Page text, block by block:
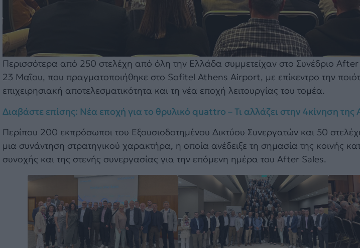
Περισσότερα από 250 στελέχη από όλη την Ελλάδα συμμετείχαν στο Συνέδριο After
23 Μαΐου, που πραγματοποιήθηκε στο Sofitel Athens Airport, με επίκεντρο την
επιχειρησιακή αποτελεσματικότητα και τη νέα εποχή λειτουργίας του τομέα.
Διαβάστε επίσης: Νέα εποχή για το θρυλικό quattro – Τι αλλάζει στην 4κίνηση της
Περίπου 200 εκπρόσωποι του Εξουσιοδοτημένου Δικτύου Συνεργατών και 50
μια συνάντηση στρατηγικού χαρακτήρα, η οποία ανέδειξε τη σημασία της κοινής
συνοχής και της στενής συνεργασίας για την επόμενη ημέρα του After Sales.